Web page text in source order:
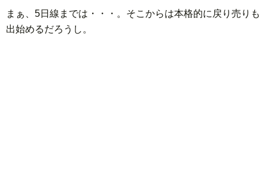
まぁ、5日線までは・・・。そこからは本格的に戻り売りも
出始めるだろうし。